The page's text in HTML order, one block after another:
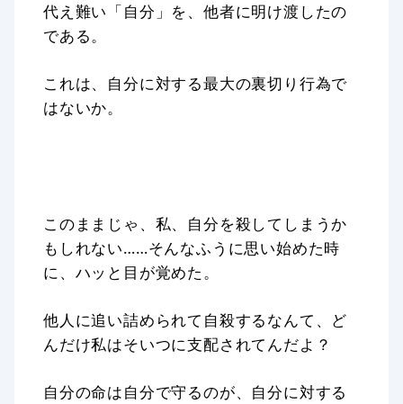
代え難い「自分」を、他者に明け渡したの
である。
これは、自分に対する最大の裏切り行為で
はないか。
このままじゃ、私、自分を殺してしまうか
もしれない……そんなふうに思い始めた時
に、ハッと目が覚めた。
他人に追い詰められて自殺するなんて、ど
んだけ私はそいつに支配されてんだよ？
自分の命は自分で守るのが、自分に対する